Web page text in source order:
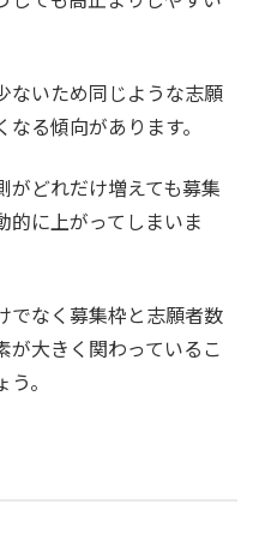
ないため同じような志願
る傾向があります。
がどれだけ増えても募集
的に上がってしまいま
でなく募集枠と志願者数
が大きく関わっているこ
。